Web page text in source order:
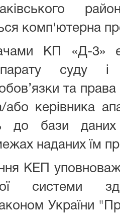
комп'ютерна
КП «Д-3» є
суду і
та
або керівника
до бази даних
наданих їм
КЕП
системи
України